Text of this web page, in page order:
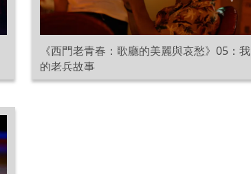
《西門老青春：歌廳的美麗與哀愁》05：我
的老兵故事